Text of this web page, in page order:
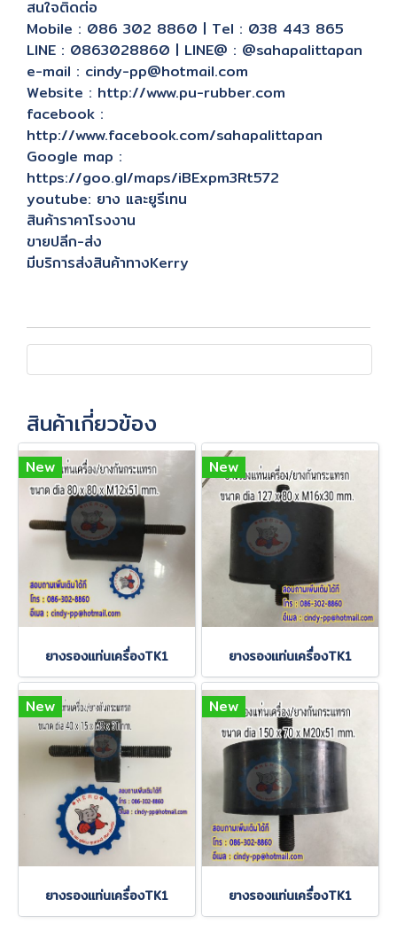
สนใจติดต่อ
Mobile : 086 302 8860 | Tel : 038 443 865
LINE : 0863028860 | LINE@ : @sahapalittapan
e-mail : cindy-pp@hotmail.com
Website : http://www.pu-rubber.com
facebook :
http://www.facebook.com/sahapalittapan
Google map :
https://goo.gl/maps/iBExpm3Rt572
youtube: ยาง และยูรีเทน
สินค้าราคาโรงงาน
ขายปลีก-ส่ง
มีบริการส่งสินค้าทางKerry
สินค้าเกี่ยวข้อง
New
ยางรองแท่นเครื่องTK1
New
ยางรองแท่นเครื่องTK1
New
ยางรองแท่นเครื่องTK1
New
ยางรองแท่นเครื่องTK1